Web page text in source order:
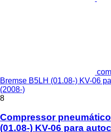
Bremse B5LH (01.08-) KV-06
(2008-)
8
Compressor
(01.08-) KV-06 para